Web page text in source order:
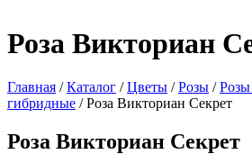
Розa Викториан
Главная /Каталог /Цветы /Розы /
гибридные / Розa Викториан Секрет
Розa Викториан Секрет